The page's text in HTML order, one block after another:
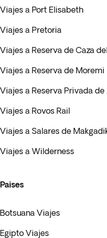
Viajes a Port Elisabeth
Viajes a Pretoria
Viajes a Reserva de Caza
Viajes a Reserva de Moremi
Viajes a Reserva Privada de
Viajes a Rovos Rail
Viajes a Salares de
Viajes a Wilderness
Paises
Botsuana Viajes
Egipto Viajes